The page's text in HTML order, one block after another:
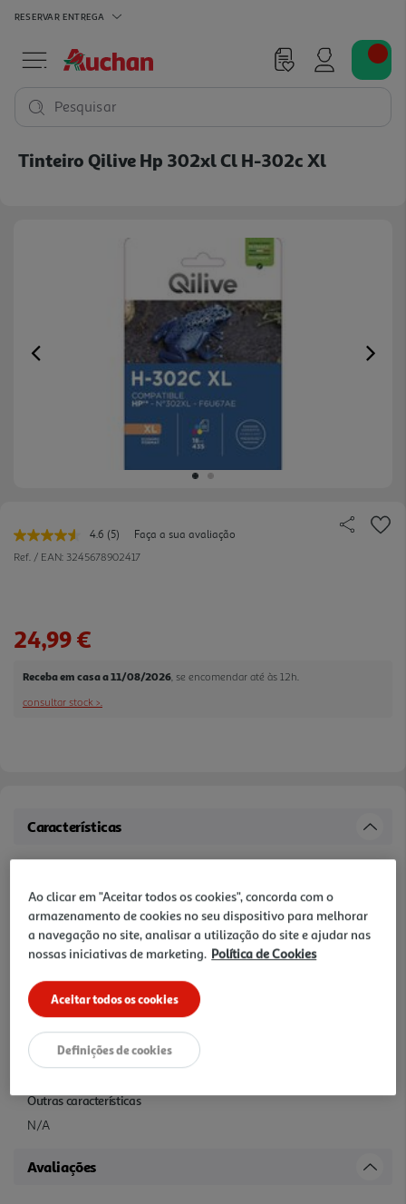
RESERVAR ENTREGA
Pesquisar
Tinteiro Qilive Hp 302xl Cl H-302c Xl
Previous
4.6 Leu
5
(5)
Faça a sua avaliação
Ref. / EAN: 3245678902417
24,99 €
Receba em casa a 11/08/2026 , se encomendar até às 12h.
consultar stock >.
Características
Tinteiros compativel
Compatibilidade
HP OFFICEJET 3830/ DESKJET 2130 All-in-One Printer/ 3630
Wireless All-in-One Printer/ 1110 Printer
Capacidade
21ml
Outras características
N/A
Avaliações
Ao clicar em "Aceitar todos os cookies", concorda com o
armazenamento de cookies no seu dispositivo para melhorar
a navegação no site, analisar a utilização do site e ajudar nas
nossas iniciativas de marketing. Política de Cookies
Aceitar todos os cookies
Definições de cookies